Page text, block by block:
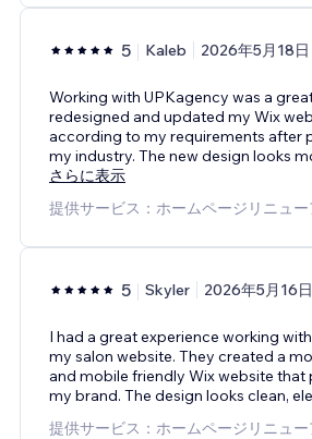
5 Kaleb 2026年5月18日
Working with UPKagency was a
redesigned and updated my Wix
according to my requirements after
my industry. The new design looks
さらに表示
提供サービス：ホームページリニュ
5 Skyler 2026年5月16日
I had a great experience working
my salon website. They created a
and mobile friendly Wix website
my brand. The design looks clean,
提供サービス：ホームページリニュ